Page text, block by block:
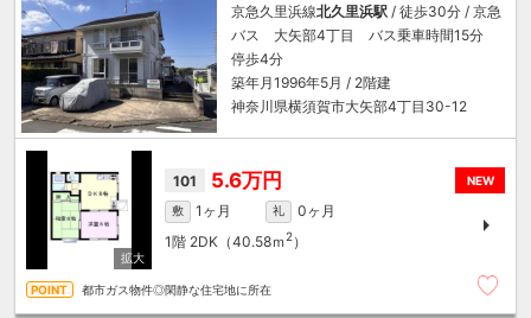
京急久里浜線北久里浜駅 / 徒歩30分 / 京急
バス 大矢部4丁目 バス乗車時間15分
停歩4分
築年月1996年5月 / 2階建
神奈川県横須賀市大矢部4丁目30-12
NEW
101 5.6万円
敷 1ヶ月 礼
0ヶ月
1階 2DK（40.58ｍ 2）
都市ガス物件◎閑静な住宅地に所在